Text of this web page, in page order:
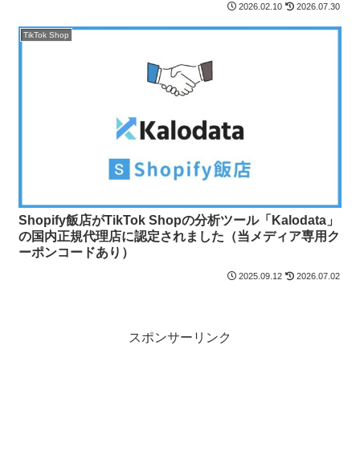
2026.02.10 2026.07.30
TikTok Shop
Shopify飯店がTikTok Shopの分析ツール「Kalodata」
の国内正規代理店に認定されました（当メディア専用ク
ーポンコードあり）
2025.09.12 2026.07.02
スポンサーリンク